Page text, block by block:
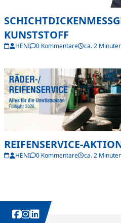
KUNSTSTOFF
HENI 0 Kommentare ca. 2
REIFENSERVICE-
HENI 0 Kommentare ca. 2
WEITERE INTERESSANTE